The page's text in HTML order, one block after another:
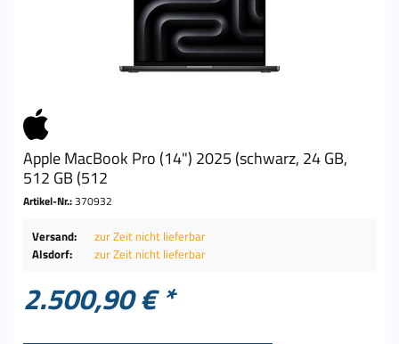
Apple MacBook Pro (14") 2025 (schwarz, 24 GB,
512 GB (512
Artikel-Nr.:370932
Versand:
zur Zeit nicht lieferbar
Alsdorf:
zur Zeit nicht lieferbar
2.500,90 € *